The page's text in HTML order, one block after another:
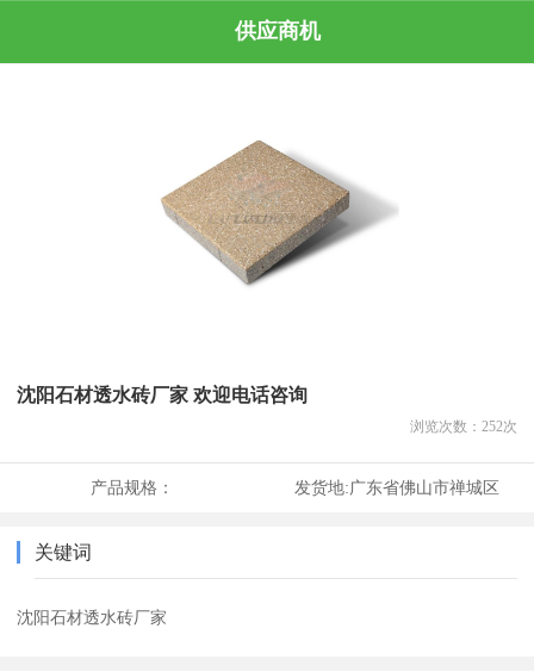
供应商机
沈阳石材透水砖厂家 欢迎电话咨询
浏览次数： 252次
产品规格： 发货地:广东省佛山市禅城区
关键词
沈阳石材透水砖厂家